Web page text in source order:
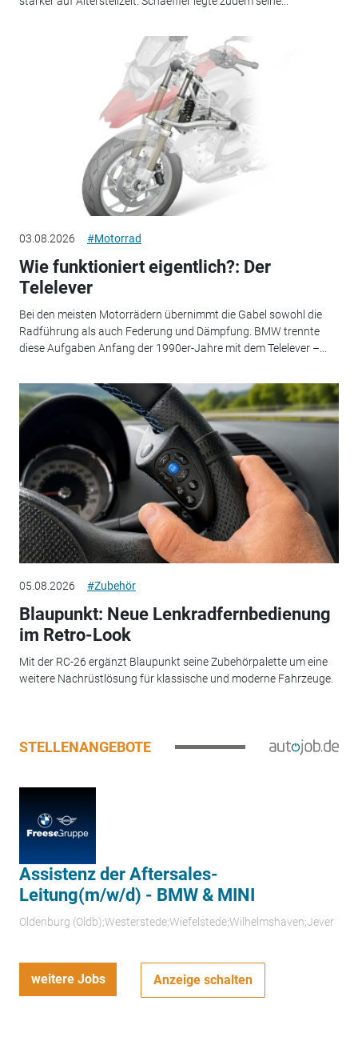
03.08.2026 #Motorrad
Wie funktioniert eigentlich?: Der
Telelever
Bei den meisten Motorrädern übernimmt die Gabel sowohl die
Radführung als auch Federung und Dämpfung. BMW trennte
diese Aufgaben Anfang der 1990er-Jahre mit dem Telelever –...
05.08.2026 #Zubehör
Blaupunkt: Neue Lenkradfernbedienung
im Retro-Look
Mit der RC-26 ergänzt Blaupunkt seine Zubehörpalette um eine
weitere Nachrüstlösung für klassische und moderne Fahrzeuge.
STELLENANGEBOTE
Assistenz der Aftersales-
Leitung(m/w/d) - BMW & MINI
Oldenburg (Oldb);Westerstede;Wiefelstede;Wilhelmshaven;Jever
weitere Jobs Anzeige schalten